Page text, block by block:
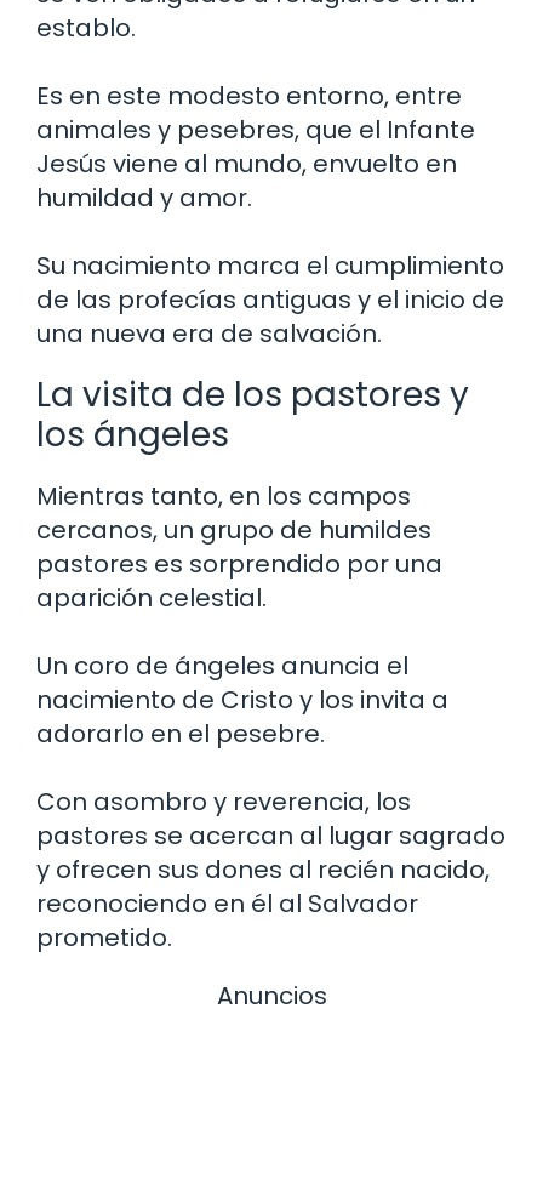
establo.
Es en este modesto entorno, entre
animales y pesebres, que el Infante
Jesús viene al mundo, envuelto en
humildad y amor.
Su nacimiento marca el cumplimiento
de las profecías antiguas y el inicio de
una nueva era de salvación.
La visita de los pastores y
los ángeles
Mientras tanto, en los campos
cercanos, un grupo de humildes
pastores es sorprendido por una
aparición celestial.
Un coro de ángeles anuncia el
nacimiento de Cristo y los invita a
adorarlo en el pesebre.
Con asombro y reverencia, los
pastores se acercan al lugar sagrado
y ofrecen sus dones al recién nacido,
reconociendo en él al Salvador
prometido.
Anuncios